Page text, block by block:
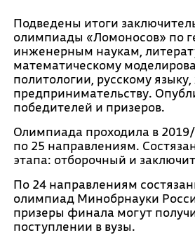
Подведены итоги
олимпиады «Ломоносов» по
инженерным наукам,
математическому
политологии, русскому
предпринимательству.
победителей и призеров.
Олимпиада проходила в
по 25 направлениям.
этапа: отборочный и
По 24 направлениям
олимпиад Минобрнауки
призеры финала могут
поступлении в вузы.